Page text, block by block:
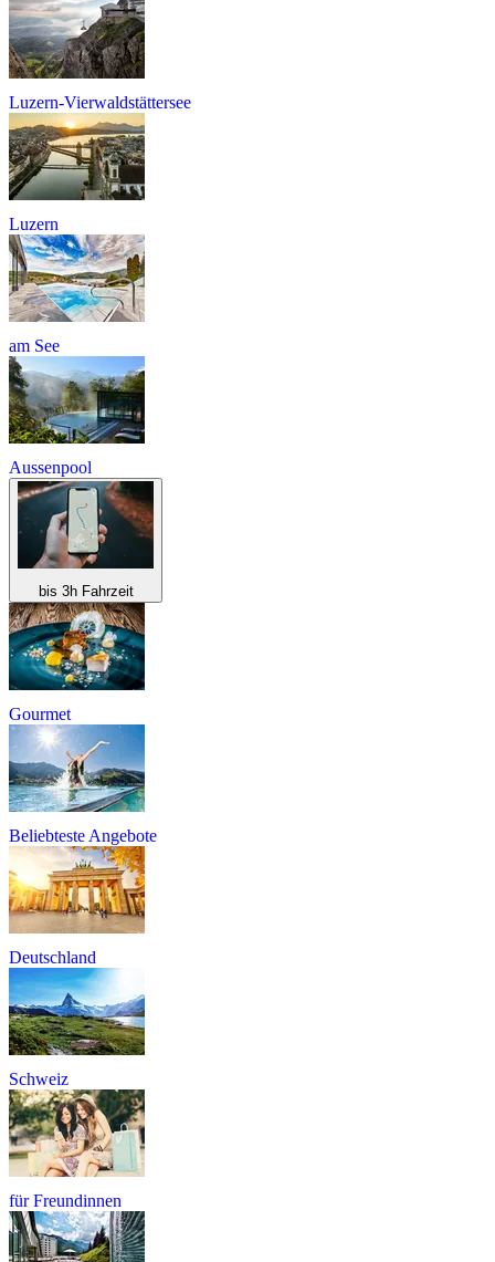
Luzern-Vierwaldstättersee
Luzern
am See
Aussenpool
bis 3h Fahrzeit
Gourmet
Beliebteste Angebote
Deutschland
Schweiz
für Freundinnen